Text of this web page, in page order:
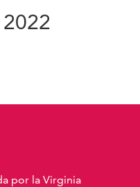
por la Virginia